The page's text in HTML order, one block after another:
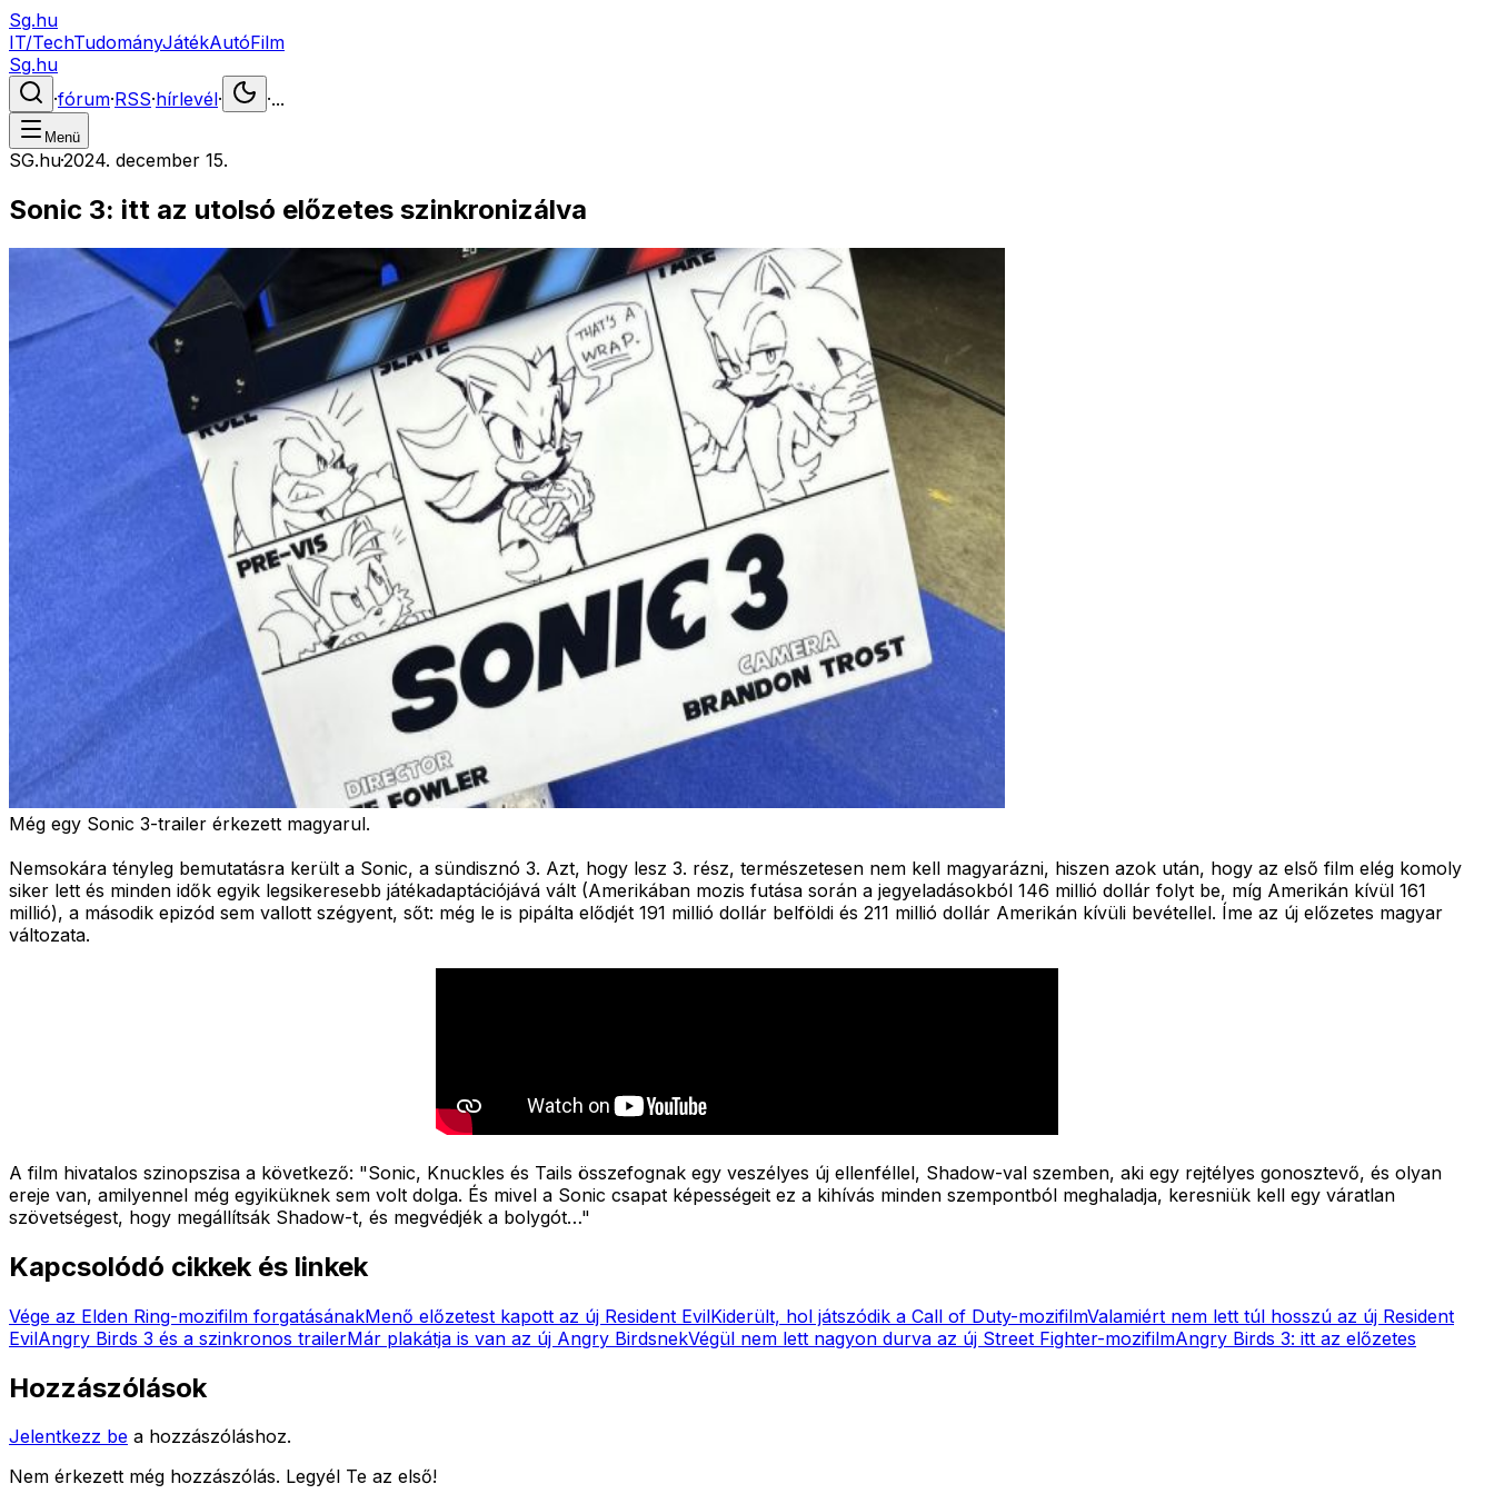
Sg.hu
IT/TechTudományJátékAutóFilm
Sg.hu
·fórum·RSS·hírlevél· ·...
Menü
SG.hu·2024. december 15.
Sonic 3: itt az utolsó előzetes szinkronizálva
Még egy Sonic 3-trailer érkezett magyarul.
Nemsokára tényleg bemutatásra került a Sonic, a sündisznó 3. Azt, hogy lesz 3. rész, természetesen nem kell magyarázni, hiszen azok után, hogy az első film elég komoly
siker lett és minden idők egyik legsikeresebb játékadaptációjává vált (Amerikában mozis futása során a jegyeladásokból 146 millió dollár folyt be, míg Amerikán kívül 161
millió), a második epizód sem vallott szégyent, sőt: még le is pipálta elődjét 191 millió dollár belföldi és 211 millió dollár Amerikán kívüli bevétellel. Íme az új előzetes magyar
változata.
A film hivatalos szinopszisa a következő: "Sonic, Knuckles és Tails összefognak egy veszélyes új ellenféllel, Shadow-val szemben, aki egy rejtélyes gonosztevő, és olyan
ereje van, amilyennel még egyiküknek sem volt dolga. És mivel a Sonic csapat képességeit ez a kihívás minden szempontból meghaladja, keresniük kell egy váratlan
szövetségest, hogy megállítsák Shadow-t, és megvédjék a bolygót…"
Kapcsolódó cikkek és linkek
Vége az Elden Ring-mozifilm forgatásánakMenő előzetest kapott az új Resident EvilKiderült, hol játszódik a Call of Duty-mozifilmValamiért nem lett túl hosszú az új Resident
EvilAngry Birds 3 és a szinkronos trailerMár plakátja is van az új Angry BirdsnekVégül nem lett nagyon durva az új Street Fighter-mozifilmAngry Birds 3: itt az előzetes
Hozzászólások
Jelentkezz be a hozzászóláshoz.
Nem érkezett még hozzászólás. Legyél Te az első!